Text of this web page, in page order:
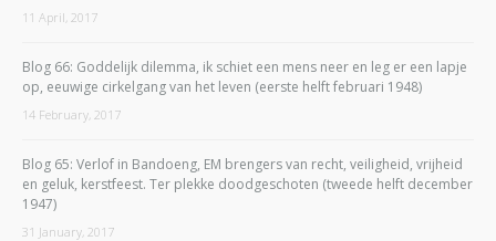
11 April, 2017
Blog 66: Goddelijk dilemma, ik schiet een mens neer en leg er een lapje
op, eeuwige cirkelgang van het leven (eerste helft februari 1948)
14 February, 2017
Blog 65: Verlof in Bandoeng, EM brengers van recht, veiligheid, vrijheid
en geluk, kerstfeest. Ter plekke doodgeschoten (tweede helft december
1947)
31 January, 2017